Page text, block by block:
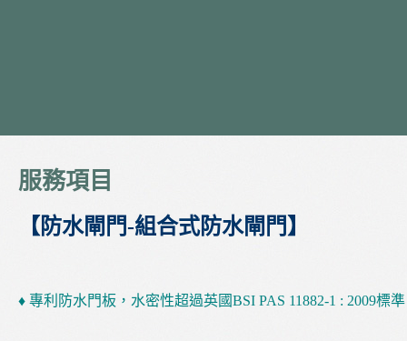
服務項目
【防水閘門-組合式防水閘門】
♦ 專利防水門板，水密性超過英國BSI PAS 11882-1 : 2009標